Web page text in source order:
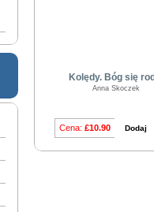
Kolędy. Bóg się
Anna Skoczek
Cena: £10.90 Dodaj